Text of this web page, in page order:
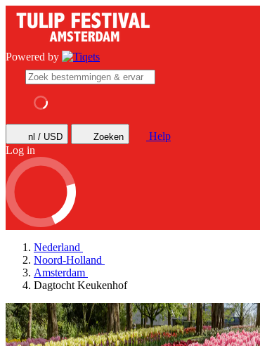
Powered by
nl / USD Zoeken
Help
Log in
Nederland
Noord-Holland
Amsterdam
Dagtocht Keukenhof